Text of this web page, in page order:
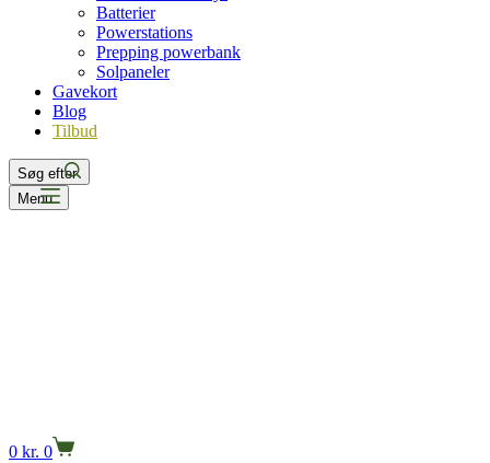
Batterier
Powerstations
Prepping powerbank
Solpaneler
Gavekort
Blog
Tilbud
Søg efter
Menu
0 kr. 0